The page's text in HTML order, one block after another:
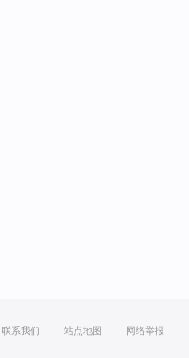
联系我们 站点地图 网络举报